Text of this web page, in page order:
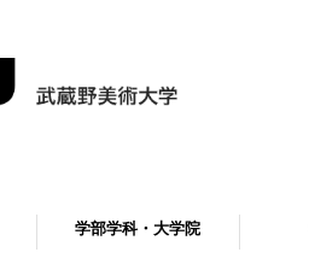
学部学科・大学院